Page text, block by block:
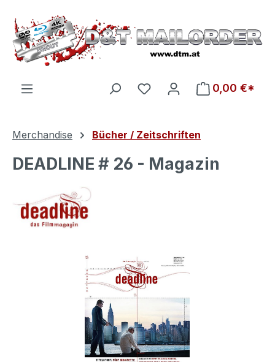
Zum Hauptinhalt springen
Du hast 0 Produkte auf
0,00 €*
Merchandise Bücher / Zeitschriften
DEADLINE # 26 - Magazin
Bildergalerie überspringen